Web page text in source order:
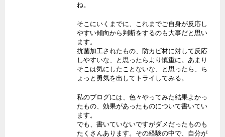
ね。
そこにいくまでに、これまでご自身が反応し
やすい傾向から判断をするのも大事だと思い
ます。
抗菌加工されたもの、防カビ材に対して反応
しやすいな、と思ったらより慎重に。あまり
そこは気にしたことないな、と思ったら、ち
ょっと勇気を出してトライしてみる。
私のブログには、色々やってみた結果よかっ
たもの、効果があったものについて書いてい
ます。
でも、書いていないですがダメだったものも
たくさんあります。その経験の中で、自分が